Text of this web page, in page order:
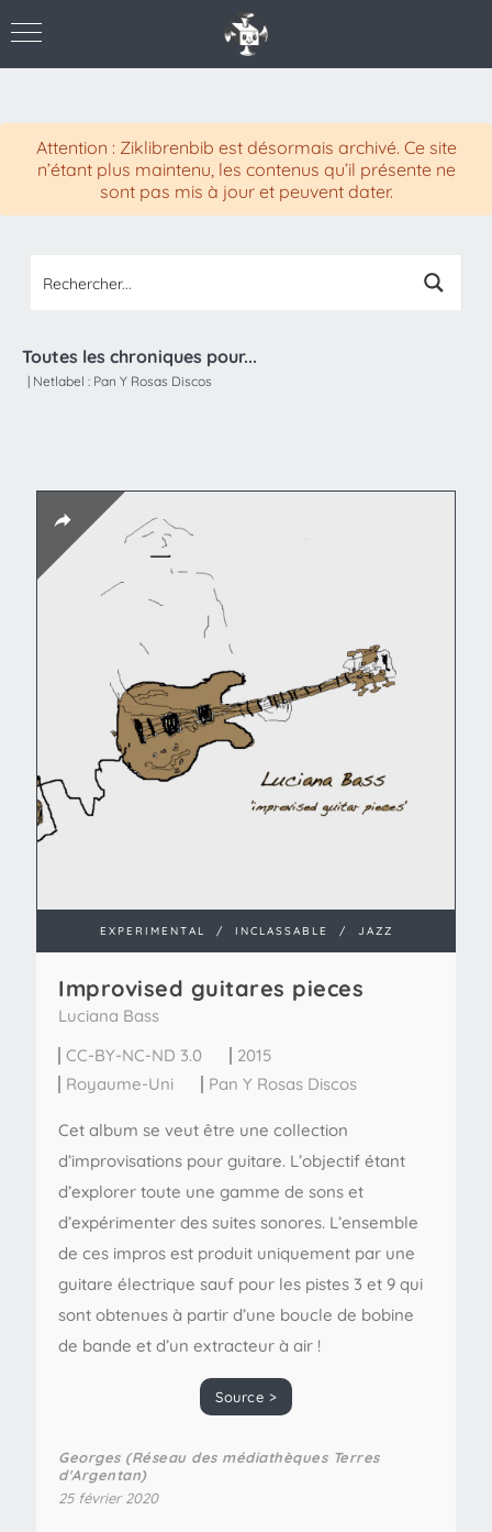
Attention : Ziklibrenbib est désormais archivé. Ce site
n’étant plus maintenu, les contenus qu’il présente ne
sont pas mis à jour et peuvent dater.
Toutes les chroniques pour...
| Netlabel : Pan Y Rosas Discos
EXPERIMENTAL / INCLASSABLE / JAZZ
Improvised guitares pieces
Luciana Bass
CC-BY-NC-ND 3.0
2015
Royaume-Uni
Pan Y Rosas Discos
Cet album se veut être une collection
d’improvisations pour guitare. L’objectif étant
d’explorer toute une gamme de sons et
d’expérimenter des suites sonores. L’ensemble
de ces impros est produit uniquement par une
guitare électrique sauf pour les pistes 3 et 9 qui
sont obtenues à partir d’une boucle de bobine
de bande et d’un extracteur à air !
Source >
Georges (Réseau des médiathèques Terres
d'Argentan)
25 février 2020